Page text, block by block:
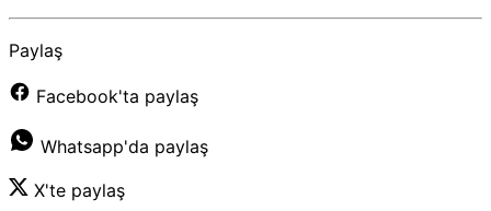
Paylaş
Facebook'ta paylaş
Whatsapp'da paylaş
X'te paylaş